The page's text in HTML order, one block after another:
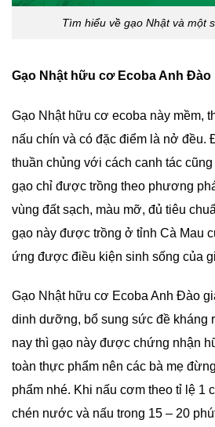
Tìm hiểu về gạo Nhật và một
Gạo Nhật hữu cơ Ecoba Anh Đào
Gạo Nhật hữu cơ ecoba này mềm,
nấu chín và có đặc điểm là nở đều.
thuần chủng với cách canh tác
gạo chỉ được trồng theo phương
vùng đất sạch, màu mỡ, đủ tiêu
gạo này được trồng ở tỉnh Cà Mau
ứng được điều kiện sinh sống của
Gạo Nhật hữu cơ Ecoba Anh Đào
dinh dưỡng, bổ sung sức đề kháng
nay thì gạo này được chứng nhận
toàn thực phẩm nên các bà mẹ
phẩm nhé. Khi nấu cơm theo tỉ lệ 1
chén nước và nấu trong 15 – 20